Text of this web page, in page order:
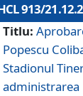
913/
Titlu:
Popescu
Stadionul